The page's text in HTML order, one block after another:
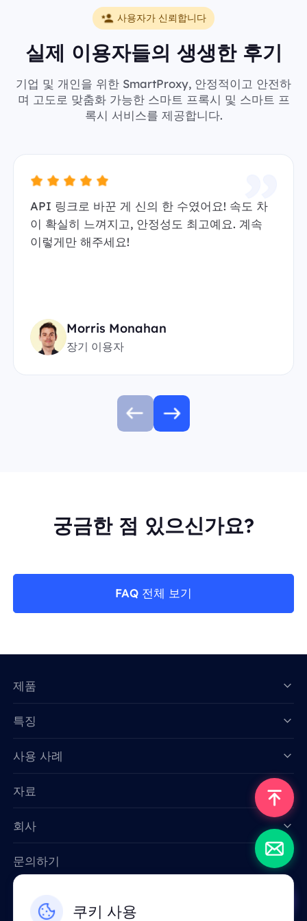
사용자가 신뢰합니다
실제 이용자들의 생생한 후기
기업 및 개인을 위한 SmartProxy, 안정적이고 안전하
며 고도로 맞춤화 가능한 스마트 프록시 및 스마트 프
록시 서비스를 제공합니다.
API 링크로 바꾼 게 신의 한 수였어요! 속도 차
이 확실히 느껴지고, 안정성도 최고예요. 계속
이렇게만 해주세요!
Morris Monahan
장기 이용자
궁금한 점 있으신가요?
FAQ 전체 보기
쿠키 사용
제품
특징
사용 사례
자료
회사
문의하기